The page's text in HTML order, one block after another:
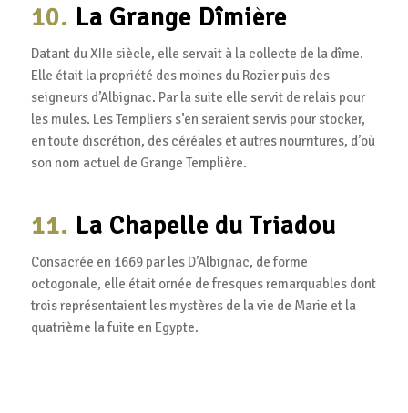
10. La Grange Dîmière
Datant du XIIe siècle, elle servait à la collecte de la dîme.
Elle était la propriété des moines du Rozier puis des
seigneurs d’Albignac. Par la suite elle servit de relais pour
les mules. Les Templiers s’en seraient servis pour stocker,
en toute discrétion, des céréales et autres nourritures, d’où
son nom actuel de Grange Templière.
11. La Chapelle du Triadou
Consacrée en 1669 par les D’Albignac, de forme
octogonale, elle était ornée de fresques remarquables dont
trois représentaient les mystères de la vie de Marie et la
quatrième la fuite en Egypte.